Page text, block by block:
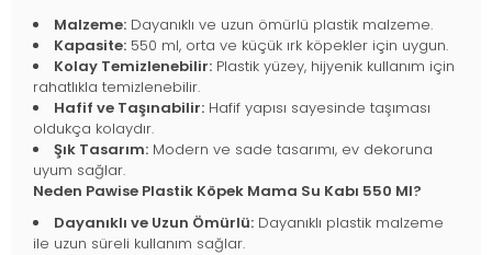
Malzeme: Dayanıklı ve uzun ömürlü plastik malzeme.
Kapasite: 550 ml, orta ve küçük ırk köpekler için uygun.
Kolay Temizlenebilir: Plastik yüzey, hijyenik kullanım için
rahatlıkla temizlenebilir.
Hafif ve Taşınabilir: Hafif yapısı sayesinde taşıması
oldukça kolaydır.
Şık Tasarım: Modern ve sade tasarımı, ev dekoruna
uyum sağlar.
Neden Pawise Plastik Köpek Mama Su Kabı 550 Ml?
Dayanıklı ve Uzun Ömürlü: Dayanıklı plastik malzeme
ile uzun süreli kullanım sağlar.